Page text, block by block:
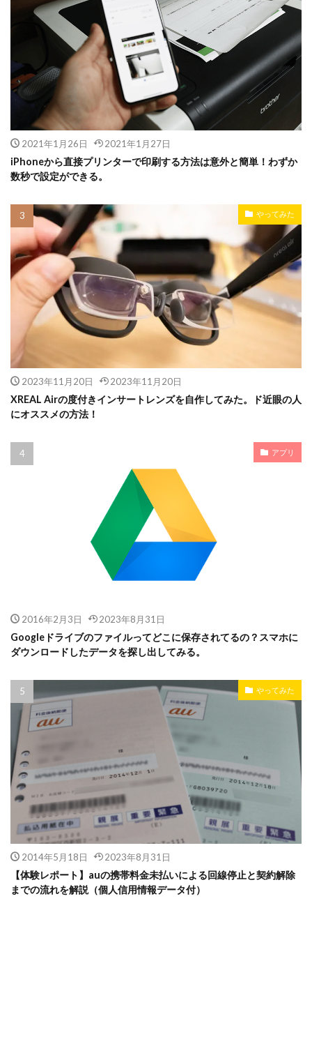
2021年1月26日 2021年1月27日
iPhoneから直接プリンターで印刷する方法は意外と簡単！わずか
数秒で設定ができる。
やってみた
2023年11月20日 2023年11月20日
XREAL Airの度付きインサートレンズを自作してみた。ド近眼の人
にオススメの方法！
アプリ
2016年2月3日 2023年8月31日
Googleドライブのファイルってどこに保存されてるの？スマホに
ダウンロードしたデータを探し出してみる。
やってみた
2014年5月18日 2023年8月31日
【体験レポート】auの携帯料金未払いによる回線停止と契約解除
までの流れを解説（個人信用情報データ付）